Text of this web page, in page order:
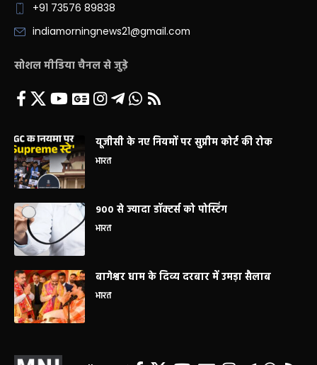
+91 73576 89838
indiamorningnews21@gmail.com
सोशल मीडिया चैनल से जुड़े
यूजीसी के नए नियमों पर सुप्रीम कोर्ट की रोक
भारत
900 से ज्यादा डॉक्टर्स को पोस्टिंग
भारत
बागेश्वर धाम के दिव्य दरबार में उमड़ा सैलाब
भारत